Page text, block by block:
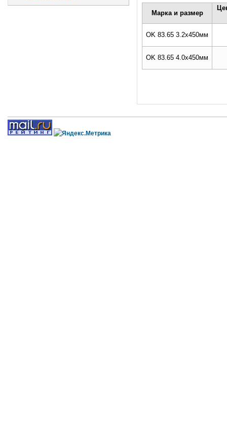
Марка и размер
OK 83.65 3.2x450мм
OK 83.65 4.0x450мм